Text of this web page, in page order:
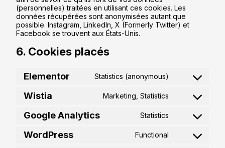
(personnelles) traitées en utilisant ces cookies. Les
données récupérées sont anonymisées autant que
possible. Instagram, LinkedIn, X (Formerly Twitter) et
Facebook se trouvent aux États-Unis.
6. Cookies placés
Elementor Statistics (anonymous)
Wistia Marketing, Statistics
Google Analytics Statistics
WordPress Functional